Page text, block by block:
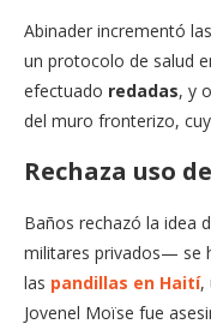
Abinader incrementó las
un protocolo de salud
efectuado redadas, y
del muro fronterizo,
Rechaza uso
Baños rechazó la idea
militares privados— se
las pandillas en Haití,
Jovenel Moïse fue